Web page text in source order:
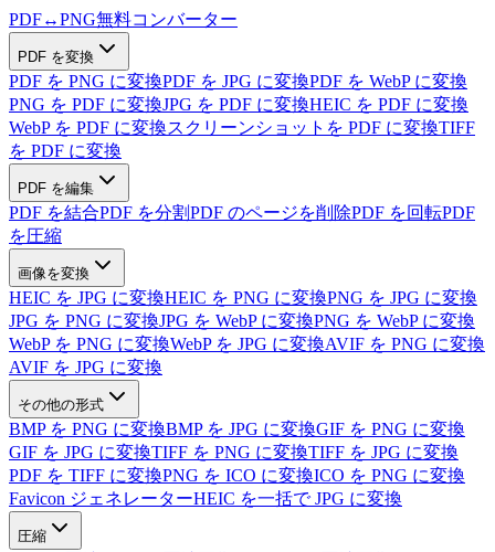
PDF↔PNG無料コンバーター
PDF を変換
PDF を PNG に変換PDF を JPG に変換PDF を WebP に変換
PNG を PDF に変換JPG を PDF に変換HEIC を PDF に変換
WebP を PDF に変換スクリーンショットを PDF に変換TIFF
を PDF に変換
PDF を編集
PDF を結合PDF を分割PDF のページを削除PDF を回転PDF
を圧縮
画像を変換
HEIC を JPG に変換HEIC を PNG に変換PNG を JPG に変換
JPG を PNG に変換JPG を WebP に変換PNG を WebP に変換
WebP を PNG に変換WebP を JPG に変換AVIF を PNG に変換
AVIF を JPG に変換
その他の形式
BMP を PNG に変換BMP を JPG に変換GIF を PNG に変換
GIF を JPG に変換TIFF を PNG に変換TIFF を JPG に変換
PDF を TIFF に変換PNG を ICO に変換ICO を PNG に変換
Favicon ジェネレーターHEIC を一括で JPG に変換
圧縮